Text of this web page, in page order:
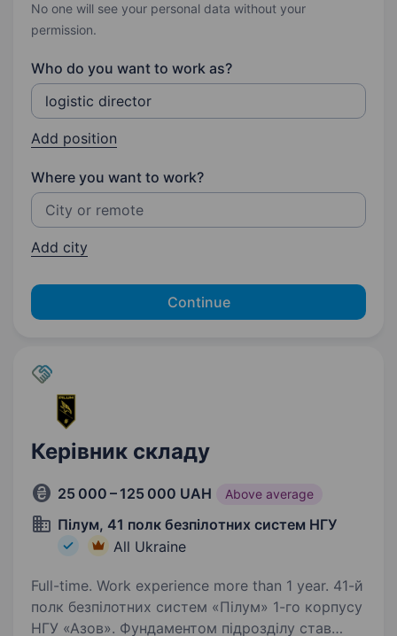
No one will see your personal data without your
permission.
Who do you want to work as?
Add position
Where you want to work?
Add city
Continue
Керівник складу
25 000 – 125 000 UAH Above average
Пілум, 41 полк безпілотних систем НГУ
All Ukraine
Full-time. Work experience more than 1 year. 41-й
полк безпілотних систем «Пілум» 1-го корпусу
НГУ «Азов». Фундаментом підрозділу став